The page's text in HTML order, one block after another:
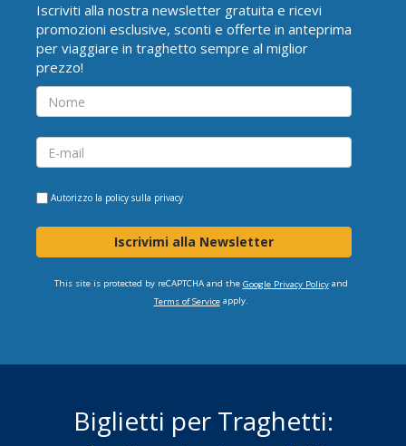
Iscriviti alla nostra newsletter gratuita e ricevi
promozioni esclusive, sconti e offerte in anteprima
per viaggiare in traghetto sempre al miglior
prezzo!
Autorizzo la policy sulla privacy
Iscrivimi alla Newsletter
This site is protected by reCAPTCHA and the Google Privacy Policyand
Terms of Serviceapply.
Biglietti per Traghetti: